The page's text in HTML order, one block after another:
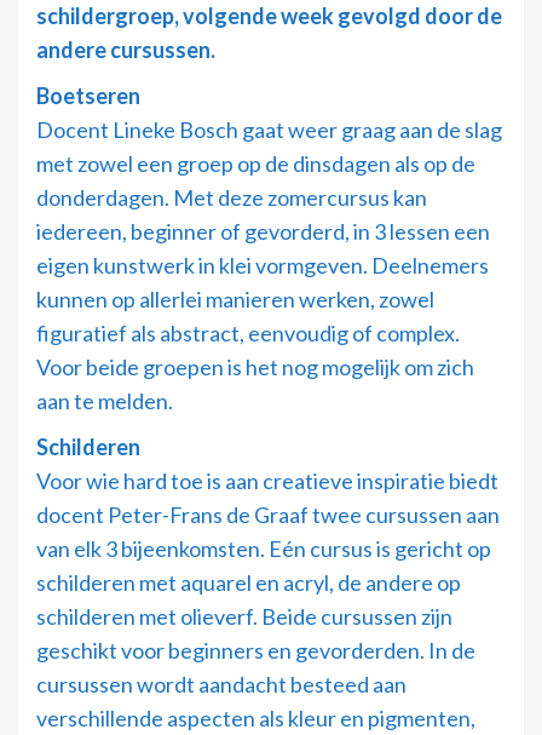
schildergroep, volgende week gevolgd door de
andere cursussen.
Boetseren
Docent Lineke Bosch gaat weer graag aan de slag
met zowel een groep op de dinsdagen als op de
donderdagen. Met deze zomercursus kan
iedereen, beginner of gevorderd, in 3 lessen een
eigen kunstwerk in klei vormgeven. Deelnemers
kunnen op allerlei manieren werken, zowel
figuratief als abstract, eenvoudig of complex.
Voor beide groepen is het nog mogelijk om zich
aan te melden.
Schilderen
Voor wie hard toe is aan creatieve inspiratie biedt
docent Peter-Frans de Graaf twee cursussen aan
van elk 3 bijeenkomsten. Eén cursus is gericht op
schilderen met aquarel en acryl, de andere op
schilderen met olieverf. Beide cursussen zijn
geschikt voor beginners en gevorderden. In de
cursussen wordt aandacht besteed aan
verschillende aspecten als kleur en pigmenten,